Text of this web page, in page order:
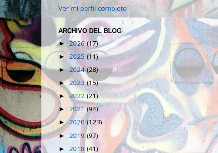
Ver mi perfil completo
ARCHIVO DEL BLOG
► 2026(17)
► 2025(11)
► 2024(28)
► 2023(15)
►2022(21)
► 2021(94)
►2020(123)
► 2019(97)
► 2018 (41)